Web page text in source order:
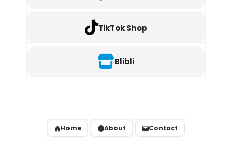
TikTok Shop
Blibli
Home About Contact